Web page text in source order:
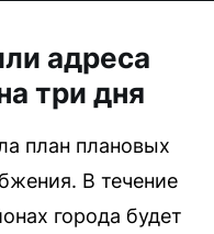
адреса
три дня
план плановых
В течение
города будет